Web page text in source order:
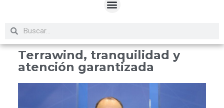
Terrawind, tranquilidad y
atención garantizada